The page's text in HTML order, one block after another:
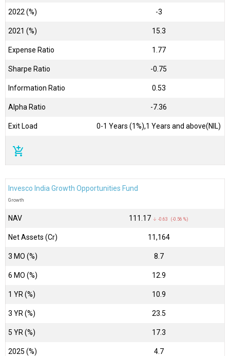
2022 (%) -3
2021 (%) 15.3
Expense Ratio 1.77
Sharpe Ratio -0.75
Information Ratio 0.53
Alpha Ratio -7.36
Exit Load 0-1 Years (1%),1 Years and above(NIL)
add_shopping_cart
Invesco India Growth Opportunities Fund
Growth
NAV ₹111.17 ↓ -0.63 (-0.56 %)
Net Assets (Cr) ₹11,164
3 MO (%) 8.7
6 MO (%) 12.9
1 YR (%) 10.9
3 YR (%) 23.5
5 YR (%) 17.3
2025 (%) 4.7